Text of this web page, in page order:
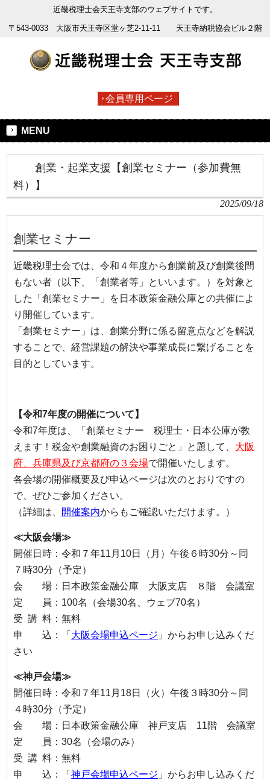
近畿税理士会天王寺支部のウェブサイトです。
〒543-0033 大阪市天王寺区堂ヶ芝2-11-11 天王寺納税協会ビル２階
会員専用ページ
MENU
創業・起業支援【創業セミナー（参加費無
料）】
2025/09/18
創業セミナー
近畿税理士会では、令和４年度から創業前及び創業後間
もない者（以下、「創業者等」といいます。）を対象と
した「創業セミナー」を日本政策金融公庫との共催によ
り開催しています。
「創業セミナー」は、創業分野に係る留意点などを解説
することで、経営課題の解決や事業成長に繋げることを
目的としています。
【令和7年度の開催について】
令和7年度は、「創業セミナー 税理士・日本公庫が教
えます！税金や創業融資のお困りごと」と題して、 大阪
府、兵庫県及び京都府の３会場で開催いたします。
各会場の開催概要及び申込ページは次のとおりですの
で、ぜひご参加ください。
（詳細は、
開催案内からもご確認いただけます。）
≪大阪会場≫
開催日時：令和７年11月10日（月）午後６時30分～同
７時30分（予定）
会 場：日本政策金融公庫 大阪支店 ８階 会議室
定 員：100名（会場30名、ウェブ70名）
受 講 料：無料
申 込：「 大阪会場申込ページ 」からお申し込みくだ
さい
≪神戸会場≫
開催日時：令和７年11月18日（火）午後３時30分～同
４時30分（予定）
会 場：日本政策金融公庫 神戸支店 11階 会議室
定 員：30名（会場のみ）
受 講 料：無料
申 込：「神戸会場申込ページ 」からお申し込みくだ